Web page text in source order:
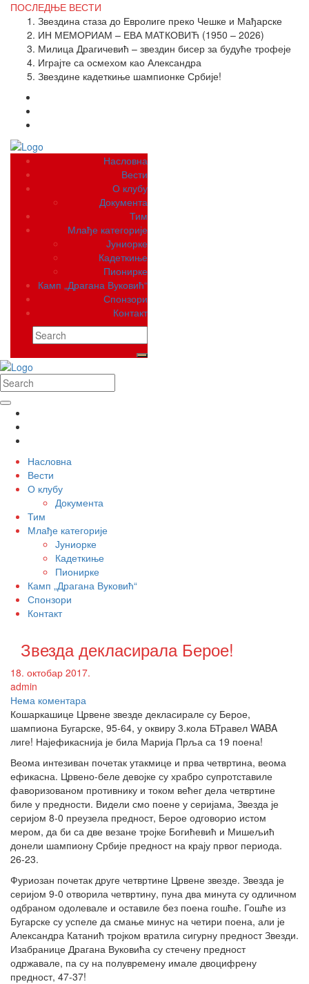
ПОСЛЕДЊЕ ВЕСТИ
Звездина стаза до Евролиге преко Чешке и Мађарске
ИН МЕМОРИАМ – ЕВА МАТКОВИЋ (1950 – 2026)
Милица Драгичевић – звездин бисер за будуће трофеје
Играјте са осмехом као Александра
Звездине кадеткиње шампионке Србије!
Насловна
Вести
О клубу
Документа
Тим
Млађе категорије
Јуниорке
Кадеткиње
Пионирке
Камп „Драгана Вуковић“
Спонзори
Контакт
Насловна
Вести
О клубу
Документа
Тим
Млађе категорије
Јуниорке
Кадеткиње
Пионирке
Камп „Драгана Вуковић“
Спонзори
Контакт
Звезда декласирала Берое!
18. октобар 2017.
admin
Нема коментара
Кошаркашице Црвене звезде декласирале су Берое,
шампиона Бугарске, 95-64, у оквиру 3.кола БТравел WABA
лиге! Најефикаснија је била Марија Прља са 19 поена!
Веома интезиван почетак утакмице и прва четвртина, веома
ефикасна. Црвено-беле девојке су храбро супротставиле
фаворизованом противнику и током већег дела четвртине
биле у предности. Видели смо поене у серијама, Звезда је
серијом 8-0 преузела предност, Берое одговорио истом
мером, да би са две везане тројке Богићевић и Мишељић
донели шампиону Србије предност на крају првог периода.
26-23.
Фуриозан почетак друге четвртине Црвене звезде. Звезда је
серијом 9-0 отворила четвртину, пуна два минута су одличном
одбраном одолевале и оставиле без поена гошће. Гошће из
Бугарске су успеле да смање минус на четири поена, али је
Александра Катанић тројком вратила сигурну предност Звезди.
Изабранице Драгана Вуковића су стечену предност
одржавале, па су на полувремену имале двоцифрену
предност, 47-37!